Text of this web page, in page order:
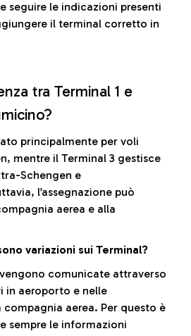
seguire le indicazioni presenti
il terminal corretto in
tra Terminal 1 e
principalmente per voli
mentre il Terminal 3 gestisce
Schengen e
l’assegnazione può
aerea e alla
variazioni sui Terminal?
comunicate attraverso
in aeroporto e nelle
aerea. Per questo è
sempre le informazioni